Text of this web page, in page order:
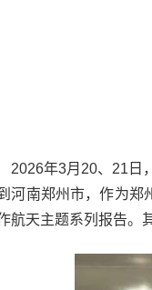
2026年3月20、21日
河南郑州市，作为郑
航天主题系列报告。